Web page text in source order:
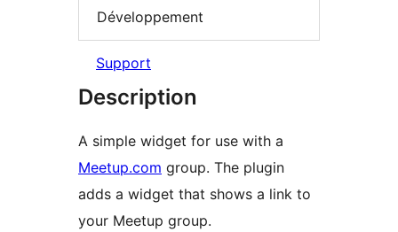
Développement
Support
Description
A simple widget for use with a
Meetup.com group. The plugin
adds a widget that shows a link to
your Meetup group.